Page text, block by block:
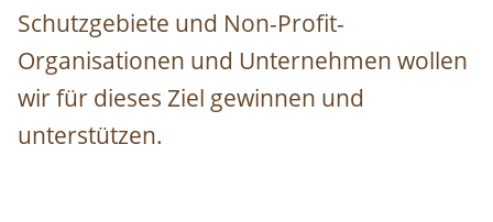
Schutzgebiete und Non-Profit-
Organisationen und Unternehmen wollen
wir für dieses Ziel gewinnen und
unterstützen.